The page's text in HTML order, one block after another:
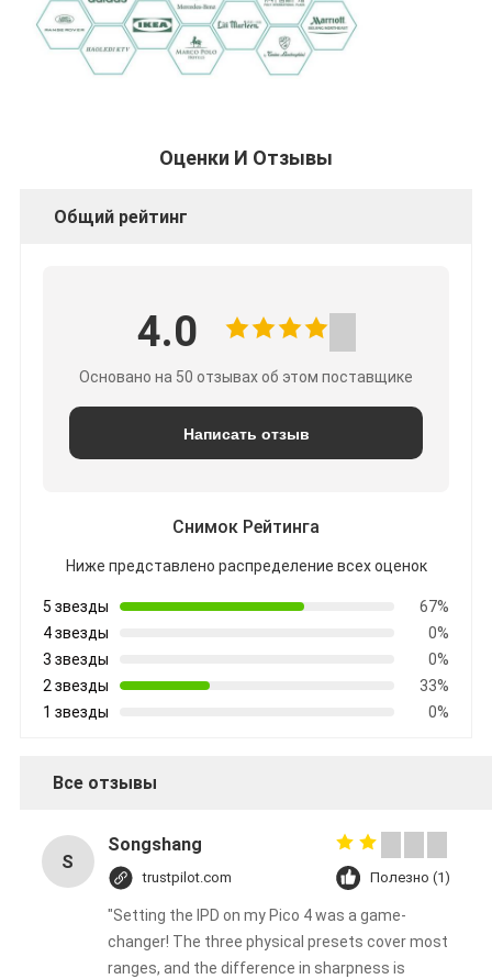
Оценки И Отзывы
Общий рейтинг
4.0
Основано на 50 отзывах об этом поставщике
Написать отзыв
Снимок Рейтинга
Ниже представлено распределение всех оценок
5 звезды
67%
4 звезды
0%
3 звезды
0%
2 звезды
33%
1 звезды
0%
Все отзывы
S
Songshang
trustpilot.com Полезно (1)
"Setting the IPD on my Pico 4 was a game-
changer! The three physical presets cover most
ranges, and the difference in sharpness is